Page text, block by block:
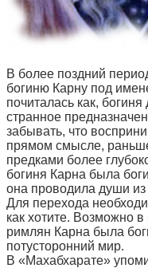
В более поздний
богиню Карну под
почиталась как,
странное
забывать, что
прямом смысле,
предками более
богиня Карна была
она проводила души из
Для перехода
как хотите. Возможно
римлян Карна была
потусторонний мир.
В «Махабхарате»